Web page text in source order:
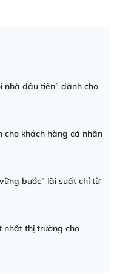
nhà đầu tiên” dành cho
cho khách hàng cá nhân
bước” lãi suất chỉ từ
nhất thị trường cho